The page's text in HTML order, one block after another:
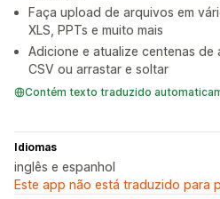
Faça upload de arquivos em
XLS, PPTs e muito mais
Adicione e atualize centenas
CSV ou arrastar e soltar
Contém texto traduzido
Idiomas
inglês e espanhol
Este app não está traduzido para